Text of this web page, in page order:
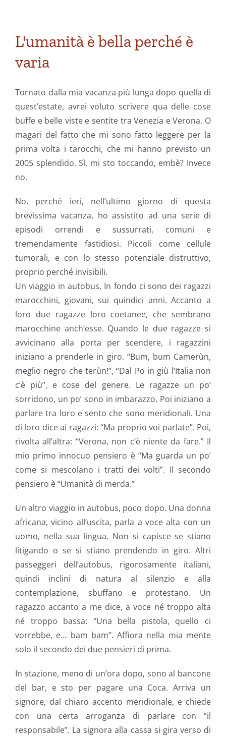
film
L'umanità è bella perché è
varia
Tornato dalla mia vacanza più lunga dopo quella di
quest’estate, avrei voluto scrivere qua delle cose
buffe e belle viste e sentite tra Venezia e Verona. O
magari del fatto che mi sono fatto leggere per la
prima volta i tarocchi, che mi hanno previsto un
2005 splendido. Sì, mi sto toccando, embè? Invece
no.
No, perché ieri, nell’ultimo giorno di questa
brevissima vacanza, ho assistito ad una serie di
episodi orrendi e sussurrati, comuni e
tremendamente fastidiosi. Piccoli come cellule
tumorali, e con lo stesso potenziale distruttivo,
proprio perché invisibili.
Un viaggio in autobus. In fondo ci sono dei ragazzi
marocchini, giovani, sui quindici anni. Accanto a
loro due ragazze loro coetanee, che sembrano
marocchine anch’esse. Quando le due ragazze si
avvicinano alla porta per scendere, i ragazzini
iniziano a prenderle in giro. “Bum, bum Camerùn,
meglio negro che terùn!”, “Dal Po in giù l’Italia non
c’è più”, e cose del genere. Le ragazze un po’
sorridono, un po’ sono in imbarazzo. Poi iniziano a
parlare tra loro e sento che sono meridionali. Una
di loro dice ai ragazzi: “Ma proprio voi parlate”. Poi,
rivolta all’altra: “Verona, non c’è niente da fare.” Il
mio primo innocuo pensiero è “Ma guarda un po’
come si mescolano i tratti dei volti”. Il secondo
pensiero è “Umanità di merda.”
Un altro viaggio in autobus, poco dopo. Una donna
africana, vicino all’uscita, parla a voce alta con un
uomo, nella sua lingua. Non si capisce se stiano
litigando o se si stiano prendendo in giro. Altri
passeggeri dell’autobus, rigorosamente italiani,
quindi inclini di natura al silenzio e alla
contemplazione, sbuffano e protestano. Un
ragazzo accanto a me dice, a voce né troppo alta
né troppo bassa: “Una bella pistola, quello ci
vorrebbe, e… bam bam”. Affiora nella mia mente
solo il secondo dei due pensieri di prima.
In stazione, meno di un’ora dopo, sono al bancone
del bar, e sto per pagare una Coca. Arriva un
signore, dal chiaro accento meridionale, e chiede
con una certa arroganza di parlare con “il
responsabile”. La signora alla cassa si gira verso di